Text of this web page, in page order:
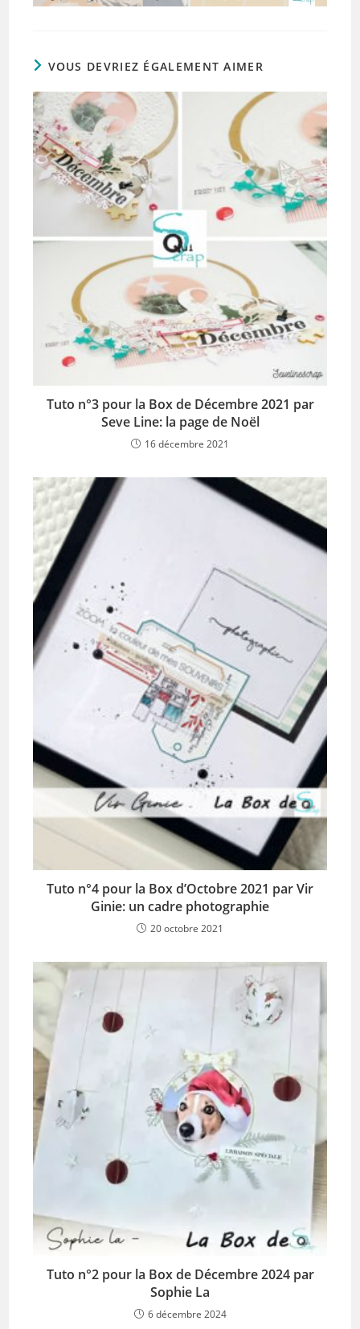
VOUS DEVRIEZ ÉGALEMENT AIMER
Tuto n°3 pour la Box de Décembre 2021 par
Seve Line: la page de Noël
16 décembre 2021
Tuto n°4 pour la Box d’Octobre 2021 par Vir
Ginie: un cadre photographie
20 octobre 2021
Tuto n°2 pour la Box de Décembre 2024 par
Sophie La
6 décembre 2024